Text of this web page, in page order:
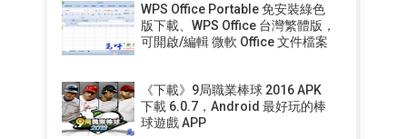
WPS Office Portable 免安裝綠色
版下載、WPS Office 台灣繁體版，
可開啟/編輯 微軟 Office 文件檔案
《下載》9局職業棒球 2016 APK
下載 6.0.7，Android 最好玩的棒
球遊戲 APP